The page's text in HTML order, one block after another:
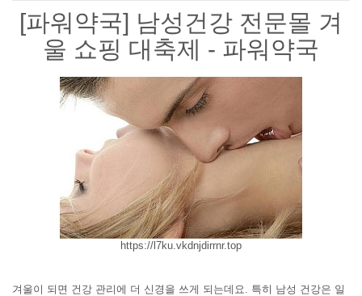
[파워약국] 남성건강 전문몰 겨
울 쇼핑 대축제 - 파워약국
https://l7ku.vkdnjdirrnr.top
겨울이 되면 건강 관리에 더 신경을 쓰게 되는데요. 특히 남성 건강은 일